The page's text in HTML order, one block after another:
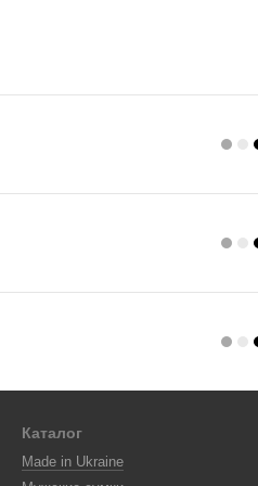
Каталог
Made in Ukraine